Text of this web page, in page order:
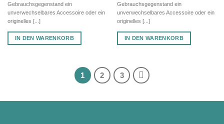
Gebrauchsgegenstand ein
unverwechselbares Accessoire oder ein
originelles [...]
IN DEN WARENKORB
Gebrauchsgegenstand ein
unverwechselbares Accessoire oder ein
originelles [...]
IN DEN WARENKORB
1 2 3